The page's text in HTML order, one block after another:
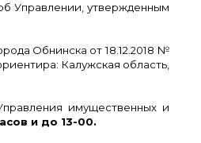
Управлении, утвержденным
Обнинска от 18.12.2018 №
Калужская область,
имущественных и
и до 13-00.